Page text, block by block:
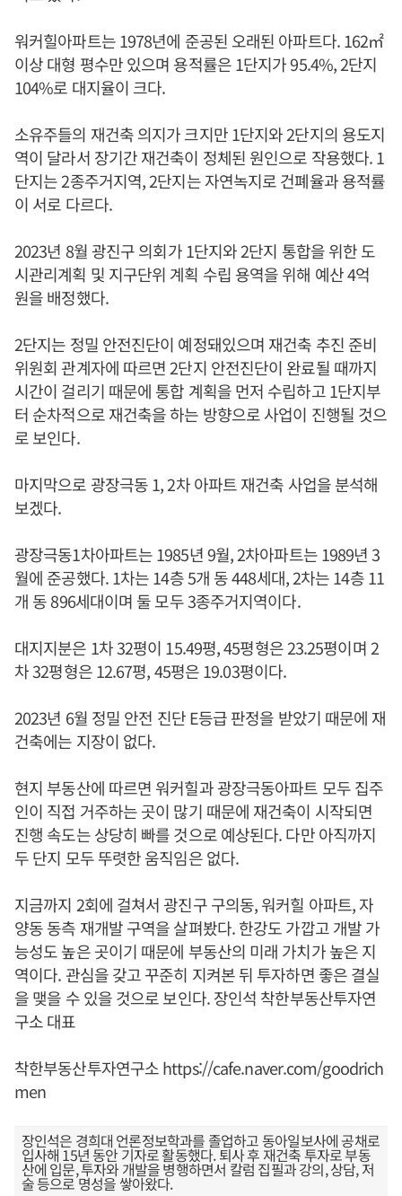
워커힐아파트는 1978년에 준공된 오래된 아파트다. 162㎡
이상 대형 평수만 있으며 용적률은 1단지가 95.4%, 2단지
104%로 대지율이 크다.
소유주들의 재건축 의지가 크지만 1단지와 2단지의 용도지
역이 달라서 장기간 재건축이 정체된 원인으로 작용했다. 1
단지는 2종주거지역, 2단지는 자연녹지로 건폐율과 용적률
이 서로 다르다.
2023년 8월 광진구 의회가 1단지와 2단지 통합을 위한 도
시관리계획 및 지구단위 계획 수립 용역을 위해 예산 4억
원을 배정했다.
2단지는 정밀 안전진단이 예정돼있으며 재건축 추진 준비
위원회 관계자에 따르면 2단지 안전진단이 완료될 때까지
시간이 걸리기 때문에 통합 계획을 먼저 수립하고 1단지부
터 순차적으로 재건축을 하는 방향으로 사업이 진행될 것으
로 보인다.
마지막으로 광장극동 1, 2차 아파트 재건축 사업을 분석해
보겠다.
광장극동1차아파트는 1985년 9월, 2차아파트는 1989년 3
월에 준공했다. 1차는 14층 5개 동 448세대, 2차는 14층 11
개 동 896세대이며 둘 모두 3종주거지역이다.
대지지분은 1차 32평이 15.49평, 45평형은 23.25평이며 2
차 32평형은 12.67평, 45평은 19.03평이다.
2023년 6월 정밀 안전 진단 E등급 판정을 받았기 때문에 재
건축에는 지장이 없다.
현지 부동산에 따르면 워커힐과 광장극동아파트 모두 집주
인이 직접 거주하는 곳이 많기 때문에 재건축이 시작되면
진행 속도는 상당히 빠를 것으로 예상된다. 다만 아직까지
두 단지 모두 뚜렷한 움직임은 없다.
지금까지 2회에 걸쳐서 광진구 구의동, 워커힐 아파트, 자
양동 동측 재개발 구역을 살펴봤다. 한강도 가깝고 개발 가
능성도 높은 곳이기 때문에 부동산의 미래 가치가 높은 지
역이다. 관심을 갖고 꾸준히 지켜본 뒤 투자하면 좋은 결실
을 맺을 수 있을 것으로 보인다. 장인석 착한부동산투자연
구소 대표
착한부동산투자연구소https://cafe.naver.com/goodrich
men
장인석은 경희대 언론정보학과를 졸업하고 동아일보사에 공채로
입사해 15년 동안 기자로 활동했다. 퇴사 후 재건축 투자로 부동
산에 입문, 투자와 개발을 병행하면서 칼럼 집필과 강의, 상담, 저
술 등으로 명성을 쌓아왔다.